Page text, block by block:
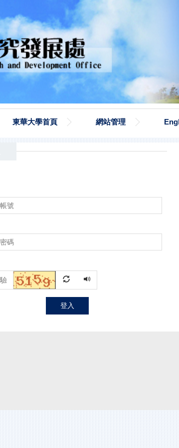
東華大學首頁 網站管理
登入